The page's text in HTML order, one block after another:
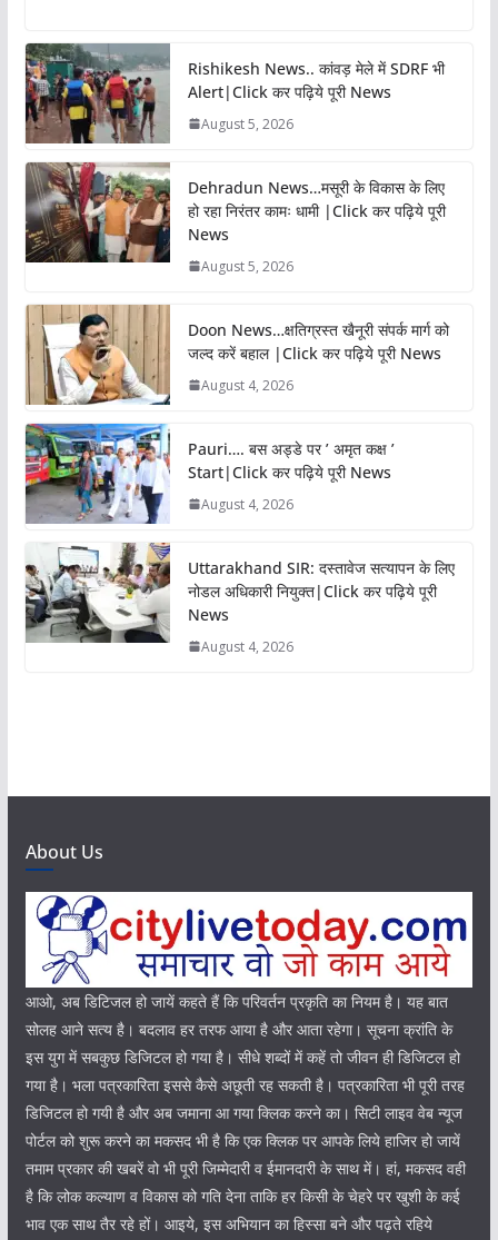
Rishikesh News.. कांवड़ मेले में SDRF भी
Alert|Click कर पढ़िये पूरी News
August 5, 2026
Dehradun News…मसूरी के विकास के लिए
हो रहा निरंतर कामः धामी |Click कर पढ़िये पूरी
News
August 5, 2026
Doon News…क्षतिग्रस्त खैनूरी संपर्क मार्ग को
जल्द करें बहाल |Click कर पढ़िये पूरी News
August 4, 2026
Pauri…. बस अड्डे पर ’ अमृत कक्ष ’
Start|Click कर पढ़िये पूरी News
August 4, 2026
Uttarakhand SIR: दस्तावेज सत्यापन के लिए
नोडल अधिकारी नियुक्त|Click कर पढ़िये पूरी
News
August 4, 2026
About Us
आओ, अब डिटिजल हो जायें कहते हैं कि परिवर्तन प्रकृति का नियम है। यह बात
सोलह आने सत्य है। बदलाव हर तरफ आया है और आता रहेगा। सूचना क्रांति के
इस युग में सबकुछ डिजिटल हो गया है। सीधे शब्दों में कहें तो जीवन ही डिजिटल हो
गया है। भला पत्रकारिता इससे कैसे अछूती रह सकती है। पत्रकारिता भी पूरी तरह
डिजिटल हो गयी है और अब जमाना आ गया क्लिक करने का। सिटी लाइव वेब न्यूज
पोर्टल को शुरू करने का मकसद भी है कि एक क्लिक पर आपके लिये हाजिर हो जायें
तमाम प्रकार की खबरें वो भी पूरी जिम्मेदारी व ईमानदारी के साथ में। हां, मकसद वही
है कि लोक कल्याण व विकास को गति देना ताकि हर किसी के चेहरे पर खुशी के कई
भाव एक साथ तैर रहे हों। आइये, इस अभियान का हिस्सा बने और पढ़ते रहिये